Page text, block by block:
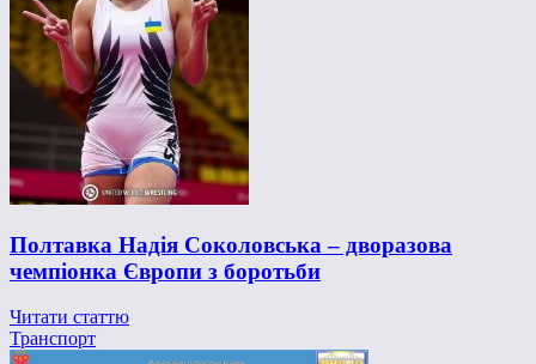
Полтавка Надія Соколовська – дворазова
чемпіонка Європи з боротьби
Читати статтю
Транспорт